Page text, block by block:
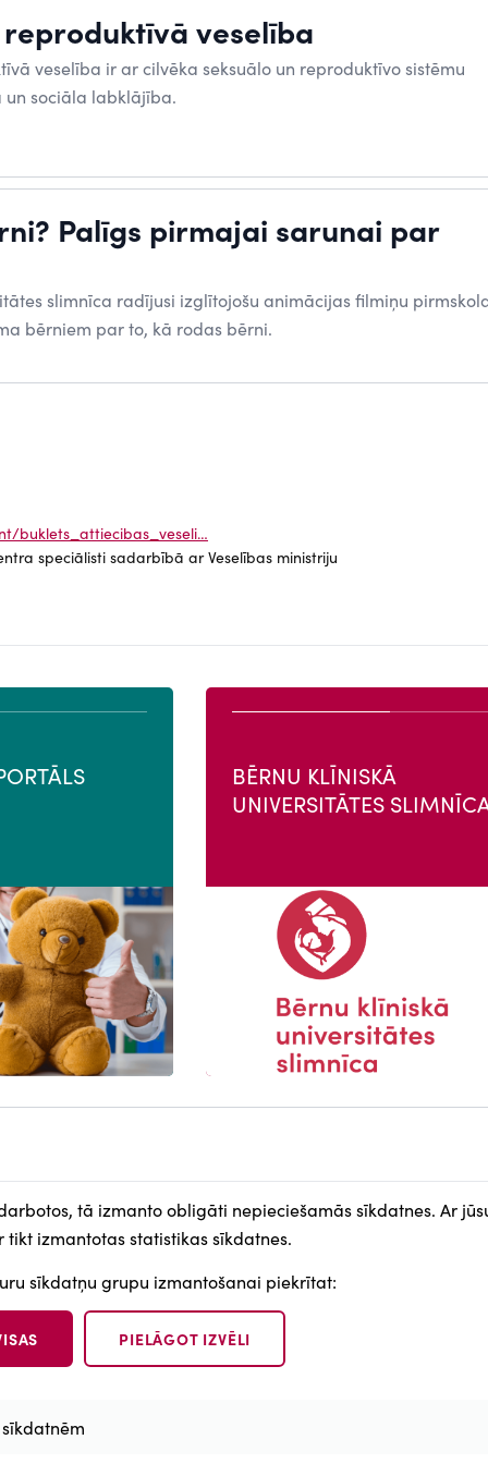
reproduktīvā veselība
veselība ir ar cilvēka seksuālo un reproduktīvo sistēmu
sociāla labklājība.
Palīgs pirmajai sarunai par
slimnīca radījusi izglītojošu animācijas filmiņu
bērniem par to, kā rodas bērni.
buklets_attiecibas_veseli…
speciālisti sadarbībā ar Veselības ministriju
BĒRNU KLĪNISKĀ
UNIVERSITĀTES
SOCIĀLIE TĪKLI
tā izmanto obligāti nepieciešamās sīkdatnes. Ar
izmantotas statistikas sīkdatnes.
sīkdatņu grupu izmantošanai piekrītat:
PIELĀGOT IZVĒLI